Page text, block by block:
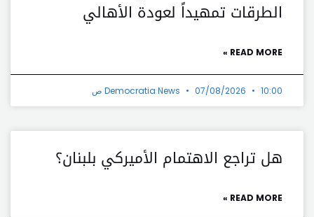
الطرقات تمهيداً لعودة الأهالي
READ MORE »
Democratia News 07/08/2026 10:00 ص
هل تراجع الاهتمام الأميركي بلبنان؟
READ MORE »